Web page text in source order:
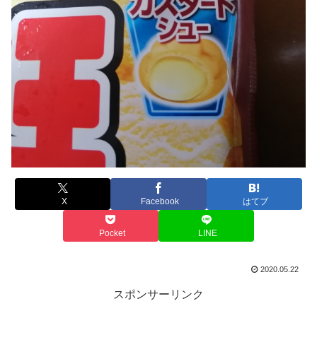
X Facebook はてブ
Pocket LINE
2020.05.22
スポンサーリンク